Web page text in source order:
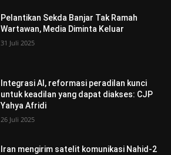
Pelantikan Sekda Banjar Tak Ramah
Wartawan, Media Diminta Keluar
31 Juli 2025
Integrasi AI, reformasi peradilan kunci
untuk keadilan yang dapat diakses: CJP
Yahya Afridi
26 Juli 2025
Iran mengirim satelit komunikasi Nahid-2